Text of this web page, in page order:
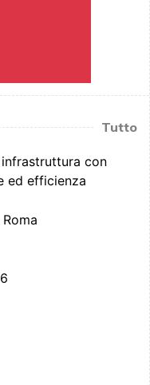
Tutto
con
ed efficienza